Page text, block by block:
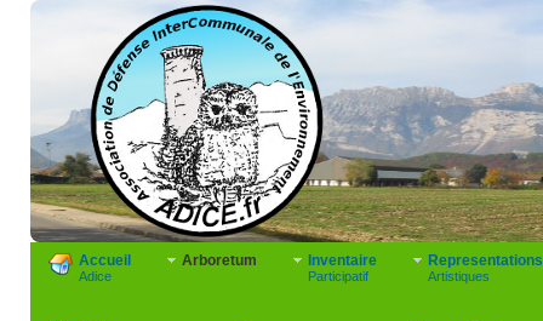
Accueil
Adice
Arboretum Inventaire
Participatif
Representations
Artistiques